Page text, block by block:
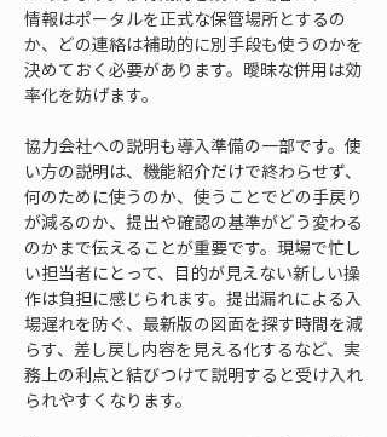
情報はポータルを正式な保管場所とするの
か、どの連絡は補助的に別手段も使うのかを
決めておく必要があります。曖昧な併用は効
率化を妨げます。
協力会社への説明も導入準備の一部です。使
い方の説明は、機能紹介だけで終わらせず、
何のために使うのか、使うことでどの手戻り
が減るのか、提出や確認の基準がどう変わる
のかまで伝えることが重要です。現場で忙し
い担当者にとって、目的が見えない新しい操
作は負担に感じられます。提出漏れによる入
場遅れを防ぐ、最新版の図面を探す時間を減
らす、差し戻し内容を見える化するなど、実
務上の利点と結びつけて説明すると受け入れ
られやすくなります。